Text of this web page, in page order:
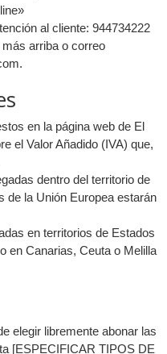
al cliente: 944734222
arriba o correo
.
en la página web de El
el Valor Añadido (IVA) que,
dentro del territorio de
de la Unión Europea estarán
en territorios de Estados
en Canarias, Ceuta o Melilla
elegir libremente abonar las
[ESPECIFICAR TIPOS DE